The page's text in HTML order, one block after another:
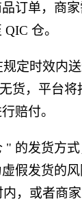
订单，商
仓。
定时效内
货，平台将
赔付。
" 的发货方
假发货的
，或者商